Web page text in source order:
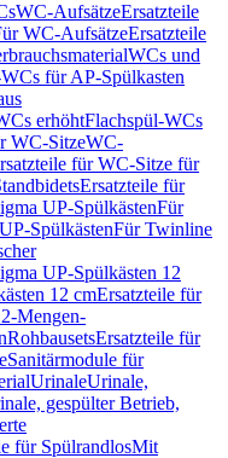
WC-AufsätzeErsatzteile
WC-AufsätzeErsatzteile
WCs und
für AP-Spülkasten
erhöhtFlachspül-WCs
WC-SitzeWC-
für WC-Sitze für
Ersatzteile für
UP-SpülkästenFür
SpülkästenFür Twinline
UP-Spülkästen 12
12 cmErsatzteile für
Mengen-
RohbausetsErsatzteile für
Sanitärmodule für
UrinaleUrinale,
gespülter Betrieb,
für SpülrandlosMit